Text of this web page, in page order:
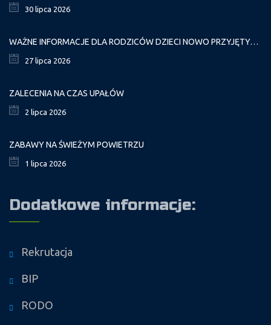
30 lipca 2026
WAŻNE INFORMACJE DLA RODZICÓW DZIECI NOWO PRZYJĘTYCH GR. I
27 lipca 2026
ZALECENIA NA CZAS UPAŁÓW
2 lipca 2026
ZABAWY NA ŚWIEŻYM POWIETRZU
1 lipca 2026
Dodatkowe informacje:
Rekrutacja
BIP
RODO